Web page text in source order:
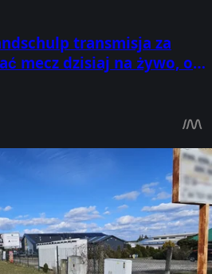
transmisja za
mecz dzisiaj na żywo, o